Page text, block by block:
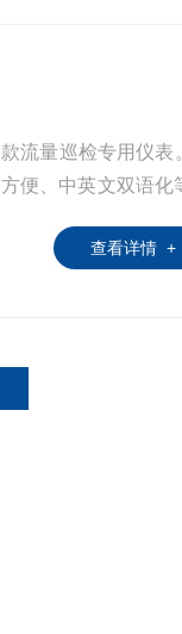
流量巡检专用仪表
便、中英文双语化
查看详情 +